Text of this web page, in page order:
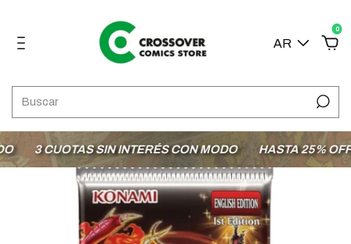
AR
0
3 CUOTAS SIN INTERÉS CON MODO HASTA 25% OFF